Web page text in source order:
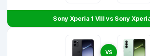
Sony Xperia 1 VIII vs Sony
VS